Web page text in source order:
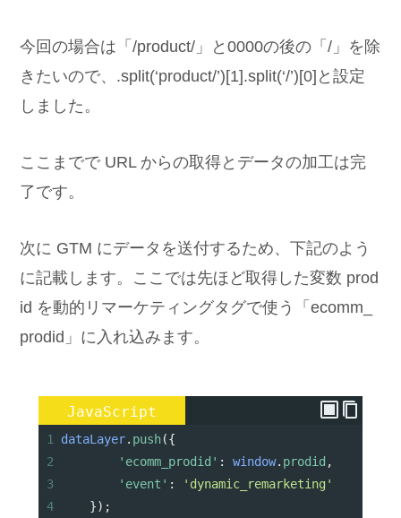
今回の場合は「/product/」と0000の後の「/」を除
きたいので、.split(‘product/’)[1].split(‘/’)[0]と設定
しました。
ここまでで URL からの取得とデータの加工は完
了です。
次に GTM にデータを送付するため、下記のよう
に記載します。ここでは先ほど取得した変数 prod
id を動的リマーケティングタグで使う「ecomm_
prodid」に入れ込みます。
JavaScript
1 dataLayer. push({
2
'ecomm_prodid' : window. prodid ,
3
'event' :
'dynamic_remarketing'
4
});